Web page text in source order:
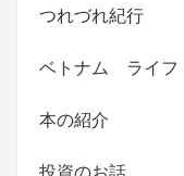
つれづれ紀行
ベトナム ライフ
本の紹介